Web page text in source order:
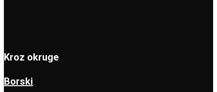
Kroz okruge
Borski